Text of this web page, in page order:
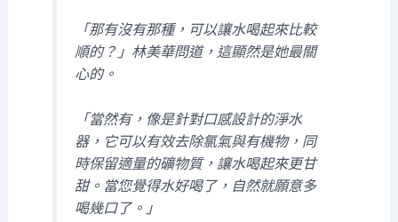
「那有沒有那種，可以讓水喝起來比較
順的？」林美華問道，這顯然是她最關
心的。
「當然有，像是針對口感設計的淨水
器，它可以有效去除氯氣與有機物，同
時保留適量的礦物質，讓水喝起來更甘
甜。當您覺得水好喝了，自然就願意多
喝幾口了。」